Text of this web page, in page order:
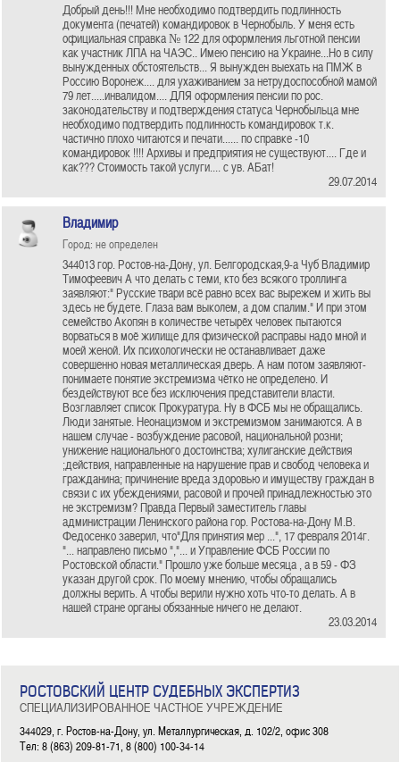
Добрый день!!! Мне необходимо подтвердить подлинность
документа (печатей) командировок в Чернобыль. У меня есть
официальная справка № 122 для оформления льготной пенсии
как участник ЛПА на ЧАЭС.. Имею пенсию на Украине...Но в силу
вынужденных обстоятельств... Я вынужден выехать на ПМЖ в
Россию Воронеж.... для ухаживанием за нетрудоспособной мамой
79 лет.....инвалидом.... ДЛЯ оформления пенсии по рос.
законодательству и подтверждения статуса Чернобыльца мне
необходимо подтвердить подлинность командировок т.к.
частично плохо читаются и печати...... по справке -10
командировок !!!! Архивы и предприятия не существуют.... Где и
как??? Стоимость такой услуги.... с ув. АБат!
29.07.2014
Владимир
Город: не определен
344013 гор. Ростов-на-Дону, ул. Белгородская,9-а Чуб Владимир
Тимофеевич А что делать с теми, кто без всякого троллинга
заявляют:" Русские твари всё равно всех вас вырежем и жить вы
здесь не будете. Глаза вам выколем, а дом спалим." И при этом
семейство Акопян в количестве четырёх человек пытаются
ворваться в моё жилище для физической расправы надо мной и
моей женой. Их психологически не останавливает даже
совершенно новая металлическая дверь. А нам потом заявляют-
понимаете понятие экстремизма чётко не определено. И
бездействуют все без исключения представители власти.
Возглавляет список Прокуратура. Ну в ФСБ мы не обращались.
Люди занятые. Неонацизмом и экстремизмом занимаются. А в
нашем случае - возбуждение расовой, национальной розни;
унижение национального достоинства; хулиганские действия
;действия, направленные на нарушение прав и свобод человека и
гражданина; причинение вреда здоровью и имуществу граждан в
связи с их убеждениями, расовой и прочей принадлежностью это
не экстремизм? Правда Первый заместитель главы
администрации Ленинского района гор. Ростова-на-Дону М.В.
Федосенко заверил, что"Для принятия мер ...", 17 февраля 2014г.
"... направлено письмо ","... и Управление ФСБ России по
Ростовской области." Прошло уже больше месяца , а в 59 - ФЗ
указан другой срок. По моему мнению, чтобы обращались
должны верить. А чтобы верили нужно хоть что-то делать. А в
нашей стране органы обязанные ничего не делают.
23.03.2014
РОСТОВСКИЙ ЦЕНТР СУДЕБНЫХ ЭКСПЕРТИЗ
СПЕЦИАЛИЗИРОВАННОЕ ЧАСТНОЕ УЧРЕЖДЕНИЕ
344029, г. Ростов-на-Дону, ул. Металлургическая, д. 102/2, офис 308
Тел: 8 (863) 209-81-71, 8 (800) 100-34-14